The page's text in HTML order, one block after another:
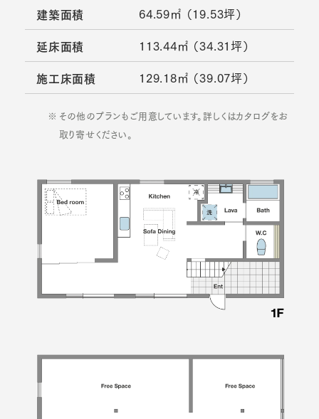
建築面積 64.59㎡ （19.53坪）
延床面積 113.44㎡ （34.31坪）
施工床面積 129.18㎡ （39.07坪）
その他のプランもご用意しています。詳しくはカタログをお
取り寄せください。